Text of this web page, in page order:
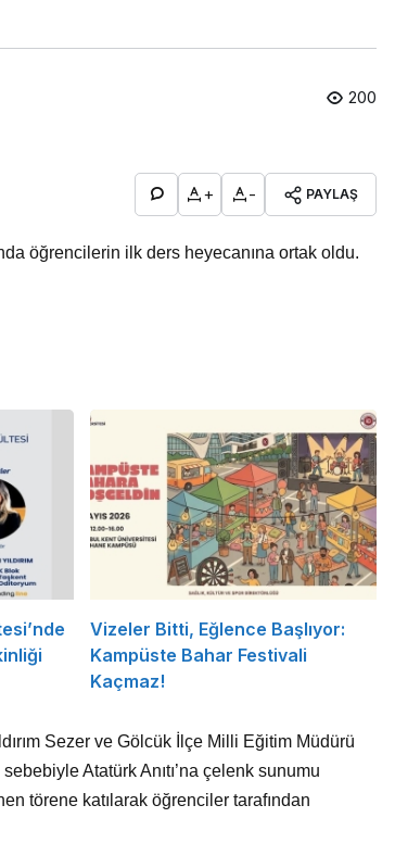
200
+ - PAYLAŞ
öğrencilerin ilk ders heyecanına ortak oldu.
Vizeler Bitti, Eğlence Başlıyor:
Kampüste Bahar Festivali
Kaçmaz!
Sezer ve Gölcük İlçe Milli Eğitim Müdürü
Atatürk Anıtı’na çelenk sunumu
törene katılarak öğrenciler tarafından